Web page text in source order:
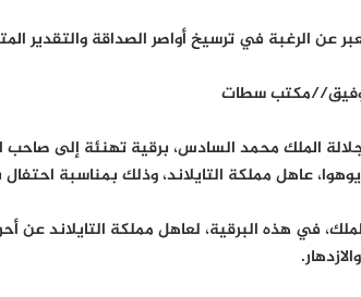
عن الرغبة في ترسيخ أواصر الصداقة والتقدير
مكتب سطات
الملك محمد السادس، برقية تهنئة إلى صاحب
عاهل مملكة التايلاند، وذلك بمناسبة
في هذه البرقية، لعاهل مملكة التايلاند عن